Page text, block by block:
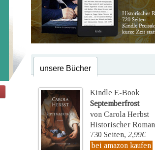
unsere Bücher
Kindle E-Book
Septemberfrost
von Carola Herbst
Historischer Roman
730 Seiten, 2,99€
bei amazon kaufen